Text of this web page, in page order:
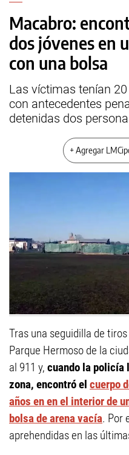
Macabro:
dos jóvenes en
con una bolsa
Las víctimas tenían
con antecedentes
detenidas dos
+ Agregar
Tras una seguidilla de
Parque Hermoso de la
al 911 y, cuando la policía
zona, encontró el cuerpo
años en en el interior de
bolsa de arena vacía. Por
aprehendidas en las